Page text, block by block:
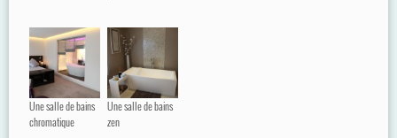
Une salle de bains
chromatique
Une salle de bains
zen